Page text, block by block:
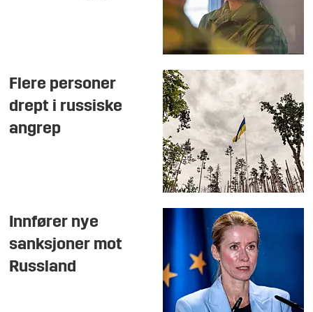
Flere personer
drept i russiske
angrep
Innfører nye
sanksjoner mot
Russland